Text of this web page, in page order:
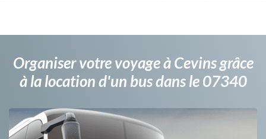
Organiser votre voyage à Cevins grâce
à la location d'un bus dans le 07340